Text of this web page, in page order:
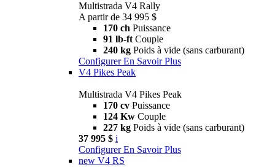
Multistrada V4 Rally
A partir de 34 995 $
170 ch Puissance
91 lb-ft Couple
240 kg Poids à vide (sans carburant)
Configurer En Savoir Plus
V4 Pikes Peak
Multistrada V4 Pikes Peak
170 cv Puissance
124 Kw Couple
227 kg Poids à vide (sans carburant)
37 995 $ i
Configurer En Savoir Plus
new V4 RS